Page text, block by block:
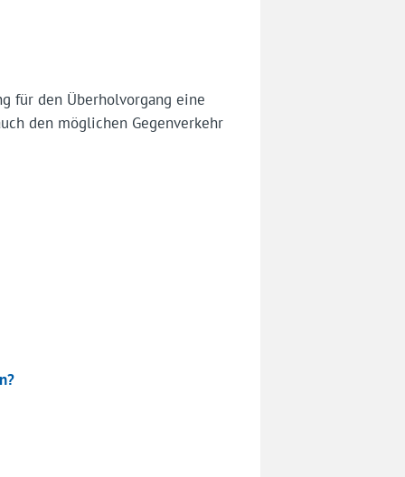
für den Überholvorgang eine
den möglichen Gegenverkehr